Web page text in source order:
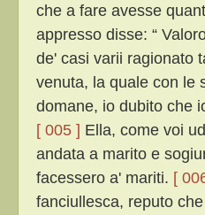
che a fare avesse
appresso disse: “
de' casi varii ragionato
venuta, la quale con le
domane, io dubito che
[ 005 ] Ella, come voi
andata a marito e
facessero a' mariti. [
fanciullesca, reputo